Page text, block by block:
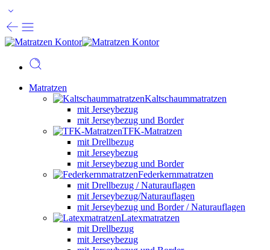
Matratzen
Kaltschaummatratzen
mit Jerseybezug
mit Jerseybezug und Border
TFK-Matratzen
mit Drellbezug
mit Jerseybezug
mit Jerseybezug und Border
Federkernmatratzen
mit Drellbezug / Naturauflagen
mit Jerseybezug/Naturauflagen
mit Jerseybezug und Border / Naturauflagen
Latexmatratzen
mit Drellbezug
mit Jerseybezug